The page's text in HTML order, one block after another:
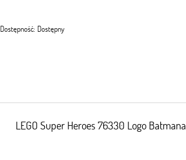
Dostępność: Dostępny
LEGO Super Heroes 76330 Logo Batmana